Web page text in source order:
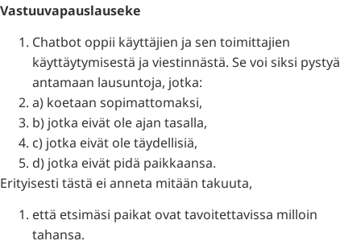
Vastuuvapauslauseke
Chatbot oppii käyttäjien ja sen toimittajien
käyttäytymisestä ja viestinnästä. Se voi siksi pystyä
antamaan lausuntoja, jotka:
a) koetaan sopimattomaksi,
b) jotka eivät ole ajan tasalla,
c) jotka eivät ole täydellisiä,
d) jotka eivät pidä paikkaansa.
Erityisesti tästä ei anneta mitään takuuta,
että etsimäsi paikat ovat tavoitettavissa milloin
tahansa.